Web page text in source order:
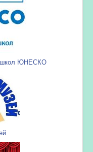
школ ЮНЕСКО